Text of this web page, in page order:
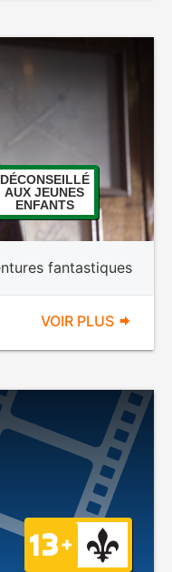
DÉCONSEILLÉ
AUX JEUNES
ENFANTS
fantastiques
VOIR PLUS